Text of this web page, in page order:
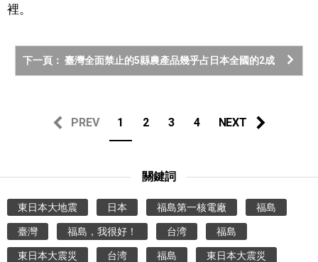
裡。
下一頁： 臺灣全面禁止的5縣農產品幾乎占日本全國的2成
PREV 1 2 3 4 NEXT
關鍵詞
東日本大地震 日本 福島第一核電廠 福島
臺灣 福島，我很好！ 台湾 福島
東日本大震災 台湾 福島 東日本大震災